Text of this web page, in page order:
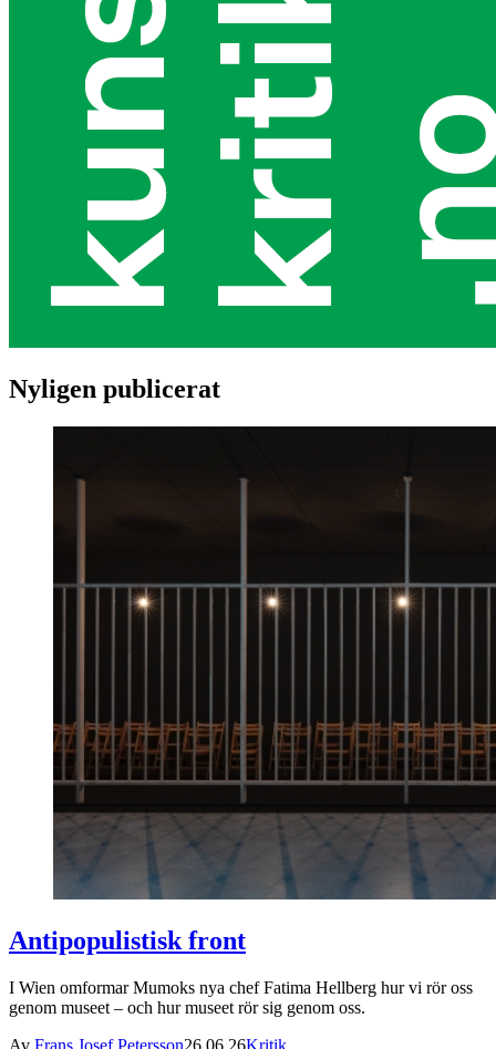
Nyligen publicerat
Antipopulistisk front
I Wien omformar Mumoks nya chef Fatima Hellberg hur vi rör oss
genom museet – och hur museet rör sig genom oss.
Av Frans Josef Petersson26.06.26Kritik